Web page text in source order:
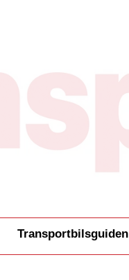
Transportbilsguiden